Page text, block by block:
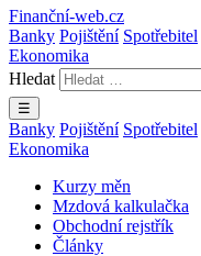
Finanční-web.cz
Banky Pojištění Spotřebitel
Ekonomika
Hledat
☰
Banky Pojištění Spotřebitel
Ekonomika
Kurzy měn
Mzdová kalkulačka
Obchodní rejstřík
Články